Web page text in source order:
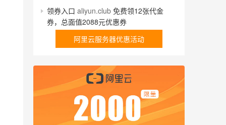
领券入口 aliyun.club 免费领12张代金
券，总面值2088元优惠券
阿里云服务器优惠活动